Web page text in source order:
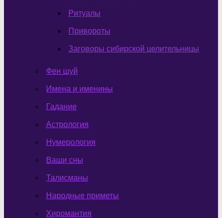
Ритуалы
Привороты
Заговоры сибирской целительницы
Фен шуй
Имена и именины
Гадание
Астрология
Нумерология
Ваши сны
Талисманы
Народные приметы
Хиромантия